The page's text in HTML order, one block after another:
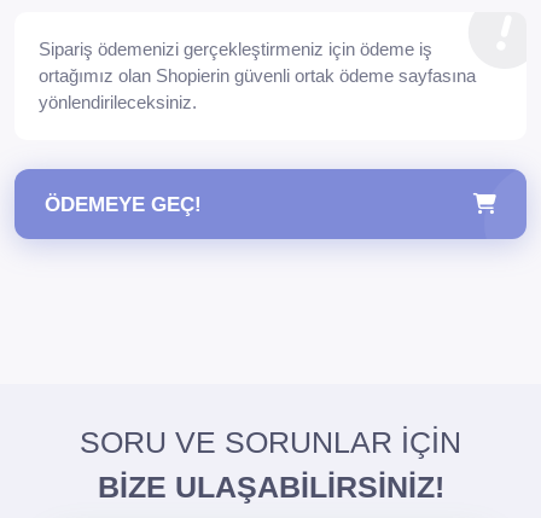
Sipariş ödemenizi gerçekleştirmeniz için ödeme iş
ortağımız olan Shopierin güvenli ortak ödeme sayfasına
yönlendirileceksiniz.
ÖDEMEYE GEÇ!
SORU VE SORUNLAR İÇİN
BİZE ULAŞABİLİRSİNİZ!